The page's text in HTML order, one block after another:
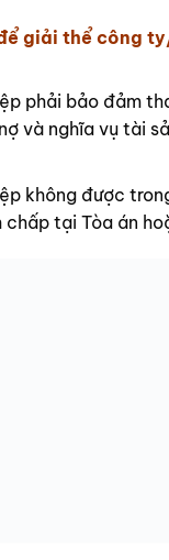
giải thể công
phải bảo đảm
và nghĩa vụ tài
không được
chấp tại Tòa án